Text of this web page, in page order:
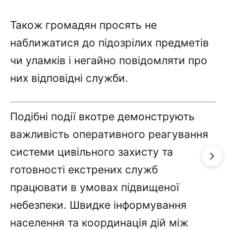
Також громадян просять не
наближатися до підозрілих предметів
чи уламків і негайно повідомляти про
них відповідні служби.
Подібні події вкотре демонструють
важливість оперативного реагування
системи цивільного захисту та
готовності екстрених служб
працювати в умовах підвищеної
небезпеки. Швидке інформування
населення та координація дій між